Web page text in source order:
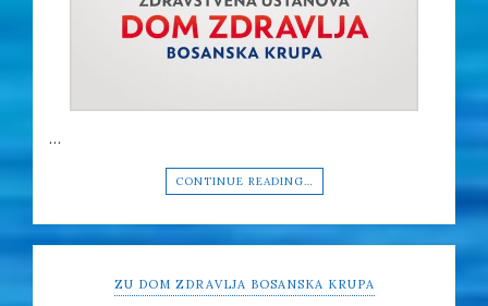
…
CONTINUE READING…
ZU DOM ZDRAVLJA BOSANSKA KRUPA